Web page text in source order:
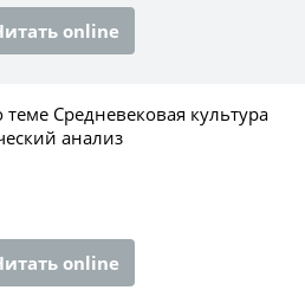
online
Средневековая культура
анализ
online